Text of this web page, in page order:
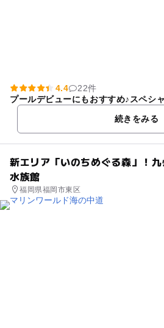
4.4
22件
プールデビューにもおすすめ♪スペシ
続きをみる
新エリア「いのちめぐる森」！
水族館
福岡県福岡市東区